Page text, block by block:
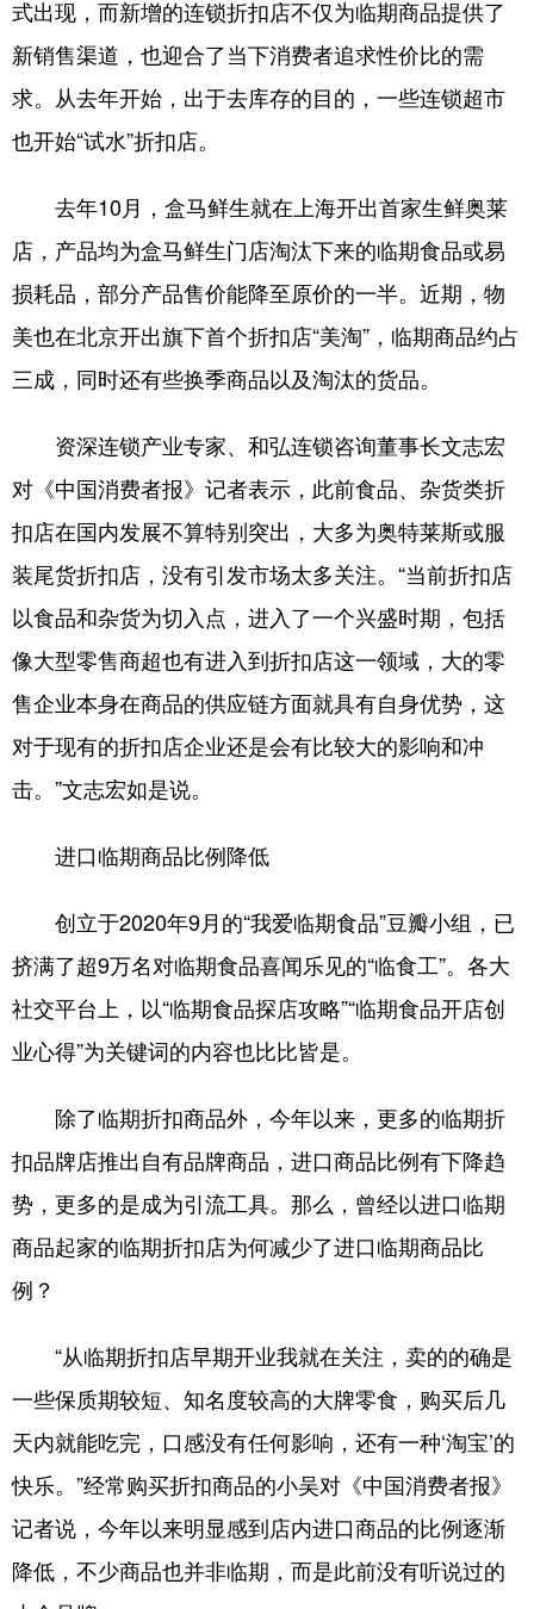
式出现，而新增的连锁折扣店不仅为临期商品提供了
新销售渠道，也迎合了当下消费者追求性价比的需
求。从去年开始，出于去库存的目的，一些连锁超市
也开始“试水”折扣店。
去年10月，盒马鲜生就在上海开出首家生鲜奥莱
店，产品均为盒马鲜生门店淘汰下来的临期食品或易
损耗品，部分产品售价能降至原价的一半。近期，物
美也在北京开出旗下首个折扣店“美淘”，临期商品约占
三成，同时还有些换季商品以及淘汰的货品。
资深连锁产业专家、和弘连锁咨询董事长文志宏
对《中国消费者报》记者表示，此前食品、杂货类折
扣店在国内发展不算特别突出，大多为奥特莱斯或服
装尾货折扣店，没有引发市场太多关注。“当前折扣店
以食品和杂货为切入点，进入了一个兴盛时期，包括
像大型零售商超也有进入到折扣店这一领域，大的零
售企业本身在商品的供应链方面就具有自身优势，这
对于现有的折扣店企业还是会有比较大的影响和冲
击。”文志宏如是说。
进口临期商品比例降低
创立于2020年9月的“我爱临期食品”豆瓣小组，已
挤满了超9万名对临期食品喜闻乐见的“临食工”。各大
社交平台上，以“临期食品探店攻略”“临期食品开店创
业心得”为关键词的内容也比比皆是。
除了临期折扣商品外，今年以来，更多的临期折
扣品牌店推出自有品牌商品，进口商品比例有下降趋
势，更多的是成为引流工具。那么，曾经以进口临期
商品起家的临期折扣店为何减少了进口临期商品比
例？
“从临期折扣店早期开业我就在关注，卖的的确是
一些保质期较短、知名度较高的大牌零食，购买后几
天内就能吃完，口感没有任何影响，还有一种‘淘宝’的
快乐。”经常购买折扣商品的小吴对《中国消费者报》
记者说，今年以来明显感到店内进口商品的比例逐渐
降低，不少商品也并非临期，而是此前没有听说过的